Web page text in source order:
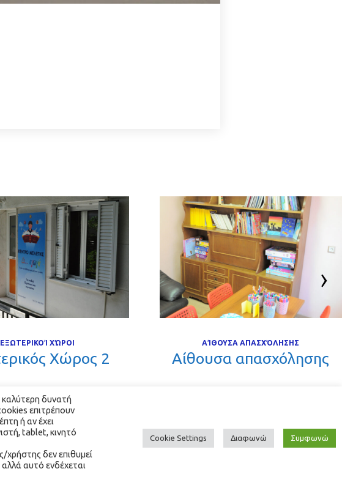
ΑΊΘΟΥΣΑ ΑΠΑΣΧΌΛΗΣΗΣ
Αίθουσα απασχόλησης
ΕΞΩΤΕΡΙΚΟΊ ΧΏΡΟΙ
Χώρος 2
‹
MADE BY WEBKEY
καλύτερη δυνατή
επιτρέπουν
ή αν έχει
tablet, κινητό
δεν επιθυμεί
αυτό ενδέχεται
Cookie Setting Διαφωνώ Συμφωνώ